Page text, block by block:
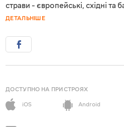
страви - європейські, східні
ДЕТАЛЬНІШЕ
ДОСТУПНО НА ПРИСТРОЯХ
iOS
Android